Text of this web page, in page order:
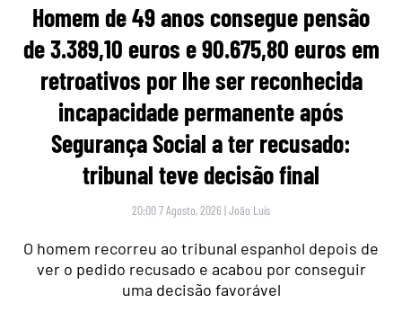
Homem de 49 anos consegue pensão
de 3.389,10 euros e 90.675,80 euros em
retroativos por lhe ser reconhecida
incapacidade permanente após
Segurança Social a ter recusado:
tribunal teve decisão final
20:00 7 Agosto, 2026 |João Luís
O homem recorreu ao tribunal espanhol depois de
ver o pedido recusado e acabou por conseguir
uma decisão favorável